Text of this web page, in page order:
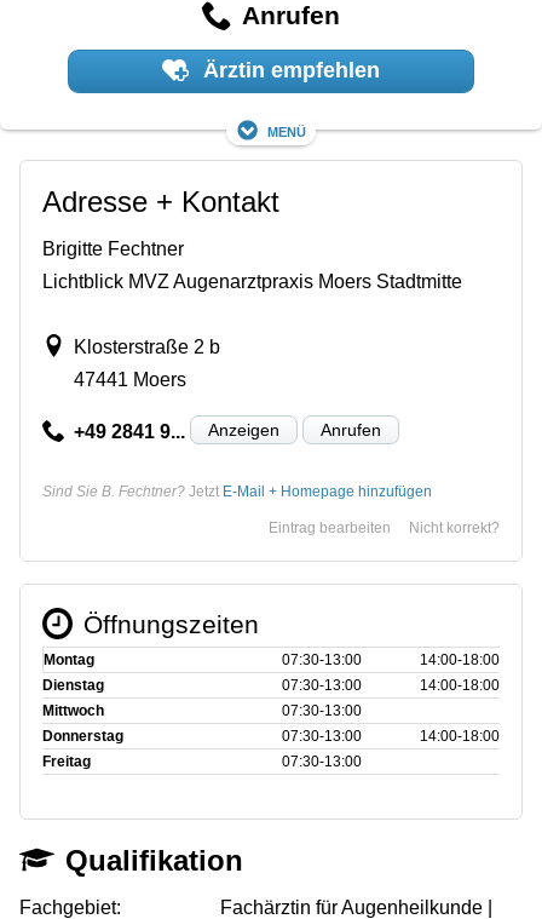
Anrufen
Ärztin empfehlen
Menü
Adresse + Kontakt
Brigitte Fechtner
Lichtblick MVZ Augenarztpraxis Moers Stadtmitte
Klosterstraße 2 b
47441 Moers
+49 2841 9... Anzeigen Anrufen
Sind Sie B. Fechtner? Jetzt E-Mail + Homepage hinzufügen
Nicht korrekt?
Eintrag bearbeiten
Öffnungszeiten
Montag 07:30‑13:00
14:00‑18:00
Dienstag
07:30‑13:00
14:00‑18:00
Mittwoch
07:30‑13:00
Donnerstag
07:30‑13:00
14:00‑18:00
Freitag
07:30‑13:00
Qualifikation
Fachgebiet:
Fachärztin für Augenheilkunde |